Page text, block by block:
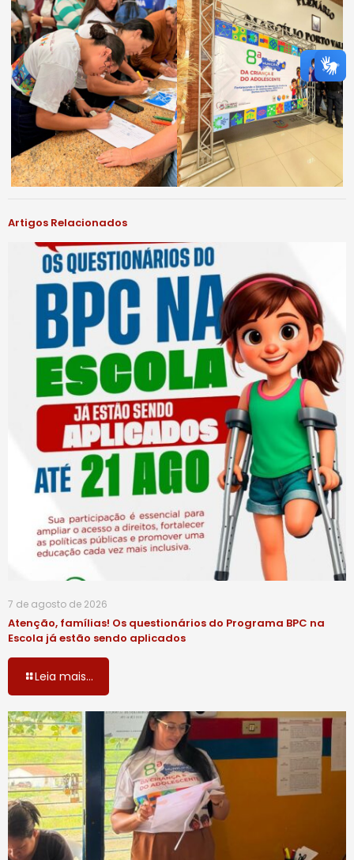
Artigos Relacionados
7 de agosto de 2026
Atenção, famílias! Os questionários do Programa BPC na
Escola já estão sendo aplicados
Leia mais...